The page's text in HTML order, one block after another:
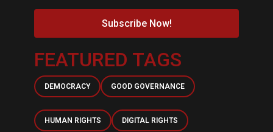
Subscribe Now!
FEATURED TAGS
DEMOCRACY GOOD GOVERNANCE
HUMAN RIGHTS DIGITAL RIGHTS